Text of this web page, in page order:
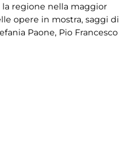
regione nella maggior
opere in mostra, saggi di
Paone, Pio Francesco